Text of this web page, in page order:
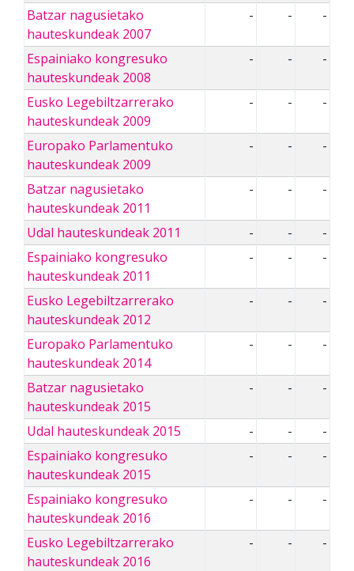
Batzar nagusietako
hauteskundeak 2007
- - -
Espainiako kongresuko
hauteskundeak 2008
- - -
Eusko Legebiltzarrerako
hauteskundeak 2009
- - -
Europako Parlamentuko
hauteskundeak 2009
- - -
Batzar nagusietako
hauteskundeak 2011
- - -
Udal hauteskundeak 2011 - -
-
Espainiako kongresuko
hauteskundeak 2011
- - -
Eusko Legebiltzarrerako
hauteskundeak 2012
- - -
Europako Parlamentuko
hauteskundeak 2014
- - -
Batzar nagusietako
hauteskundeak 2015
- - -
Udal hauteskundeak 2015 - -
-
Espainiako kongresuko
hauteskundeak 2015
- - -
Espainiako kongresuko
hauteskundeak 2016
- - -
Eusko Legebiltzarrerako
hauteskundeak 2016
- - -